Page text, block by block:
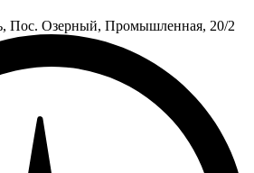
Пос. Озерный, Промышленная, 20/2